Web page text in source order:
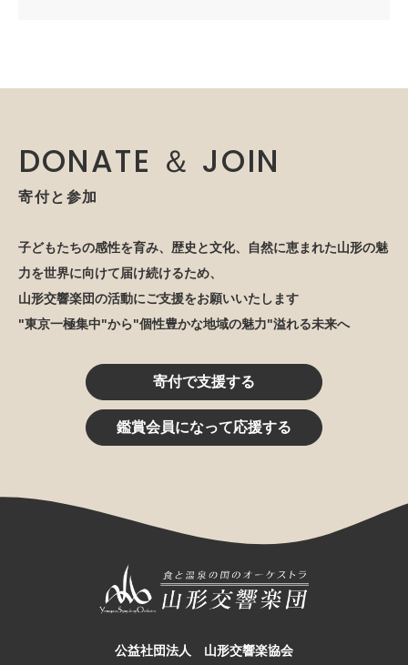
DONATE ＆ JOIN
寄付と参加
子どもたちの感性を育み、歴史と文化、自然に恵まれた山形の魅
力を世界に向けて届け続けるため、
山形交響楽団の活動にご支援をお願いいたします
"東京一極集中"から"個性豊かな地域の魅力"溢れる未来へ
寄付で支援する
鑑賞会員になって応援する
公益社団法人 山形交響楽協会